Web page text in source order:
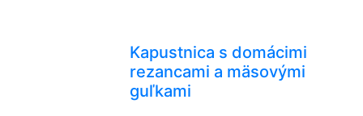
Kapustnica s domácimi
rezancami a mäsovými
guľkami